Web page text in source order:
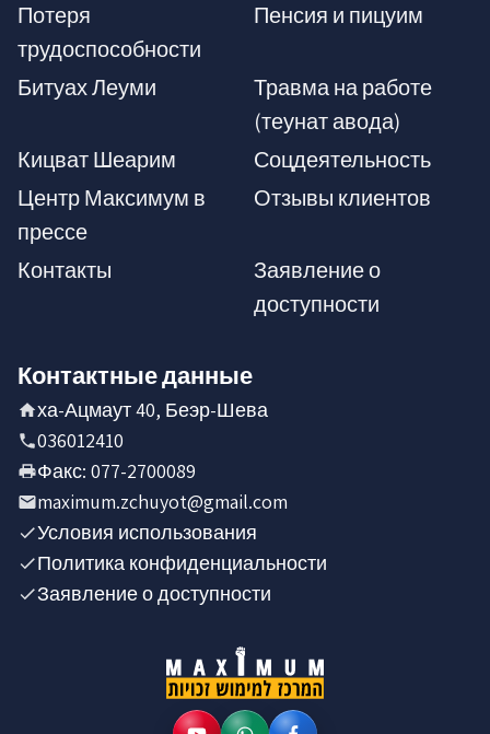
Потеря
трудоспособности
Пенсия и пицуим
Битуах Леуми
Травма на работе
(теунат авода)
Кицват Шеарим
Соцдеятельность
Центр Максимум в
прессе
Отзывы клиентов
Контакты
Заявление о
доступности
Контактные данные
ха-Ацмаут 40, Беэр-Шева
036012410
Факс: 077-2700089
maximum.zchuyot@gmail.com
Условия использования
Политика конфиденциальности
Заявление о доступности